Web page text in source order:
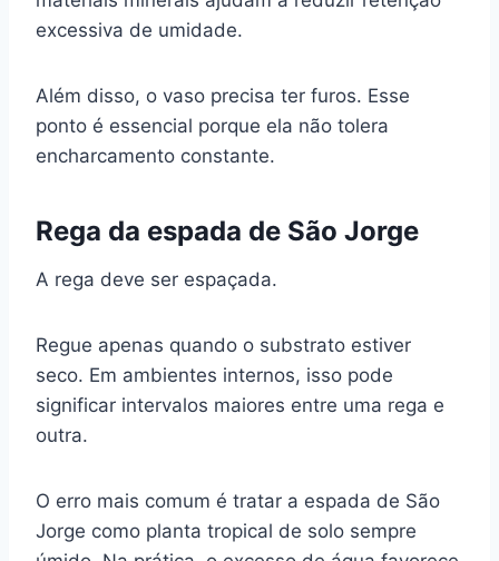
excessiva de umidade.
Além disso, o vaso precisa ter furos. Esse
ponto é essencial porque ela não tolera
encharcamento constante.
Rega da espada de São Jorge
A rega deve ser espaçada.
Regue apenas quando o substrato estiver
seco. Em ambientes internos, isso pode
significar intervalos maiores entre uma rega e
outra.
O erro mais comum é tratar a espada de São
Jorge como planta tropical de solo sempre